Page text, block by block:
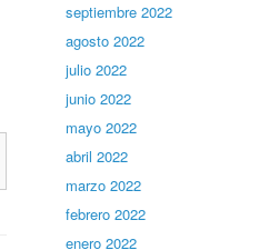
septiembre 2022
agosto 2022
julio 2022
junio 2022
mayo 2022
abril 2022
marzo 2022
febrero 2022
enero 2022